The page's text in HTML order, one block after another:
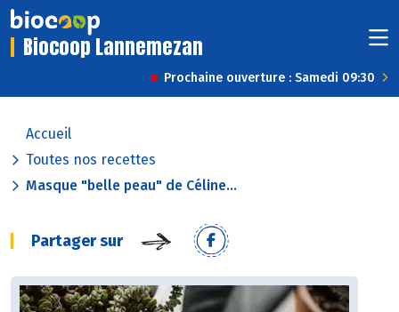
Biocoop Lannemezan
Prochaine ouverture : Samedi 09:30
Accueil
Toutes nos recettes
Masque "belle peau" de Céline...
Partager sur